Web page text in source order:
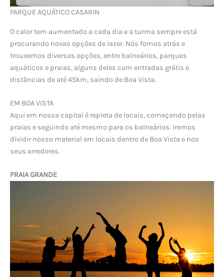
PARQUE AQUÁTICO CASARIN
O calor tem aumentado a cada dia e a turma sempre está
procurando novas opções de lazer. Nós fomos atrás e
trouxemos diversas opções, entre balneários, parques
aquáticos e praias, alguns deles com entradas grátis e
distâncias de até 45km, saindo de Boa Vista.
EM BOA VISTA
Aqui em nossa capital é repleta de locais, começando pelas
praias e seguindo até mesmo para os balneários. Iremos
dividir nosso material em locais dentro de Boa Vista e nos
seus arredores.
PRAIA GRANDE